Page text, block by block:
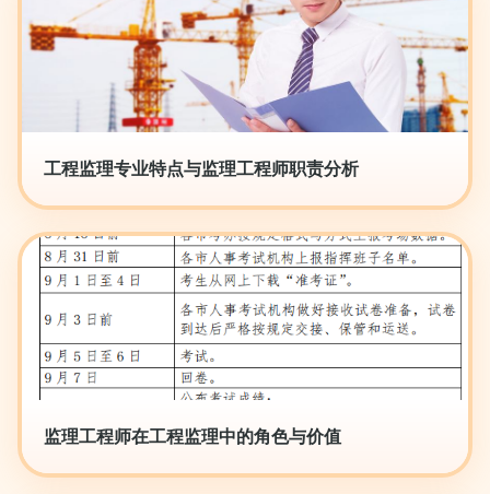
工程监理专业特点与监理工程师职责分析
监理工程师在工程监理中的角色与价值